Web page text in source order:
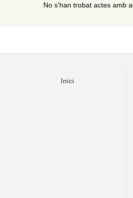
No s'han trobat actes amb
Inici